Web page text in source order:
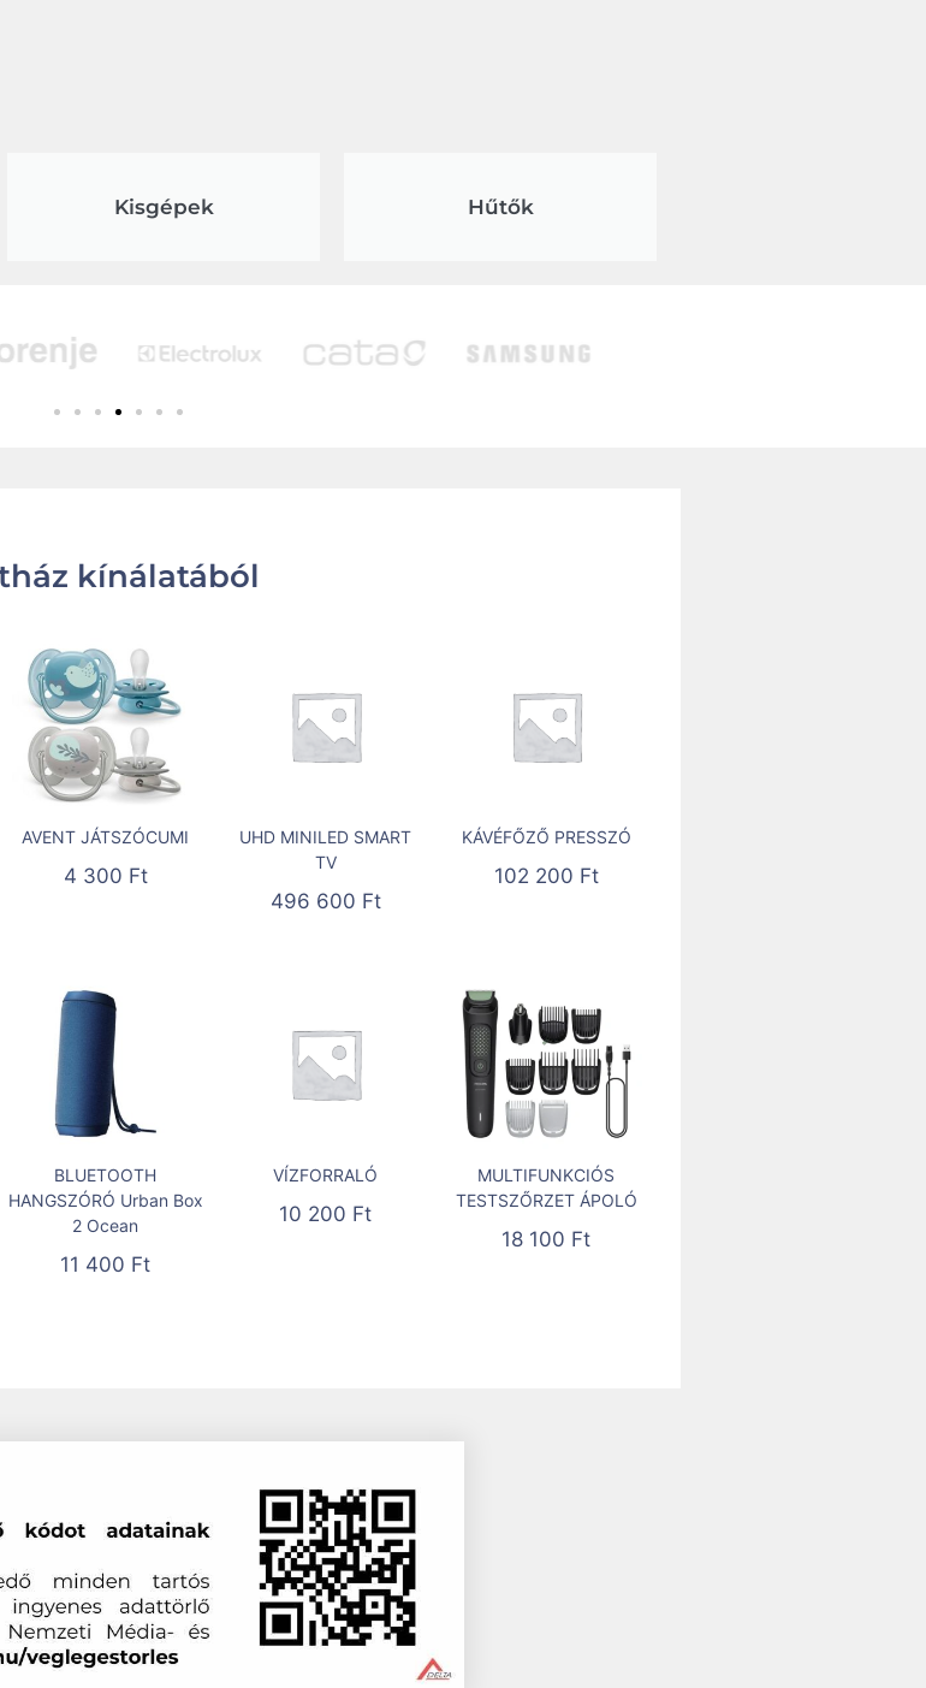
Kisgépek Hűtők
kínálatából
AVENT JÁTSZÓCUMI
4 300 Ft
UHD MINILED SMART
TV
496 600 Ft
KÁVÉFŐZŐ PRESSZÓ
102 200 Ft
BLUETOOTH
HANGSZÓRÓ Urban Box
2 Ocean
11 400 Ft
VÍZFORRALÓ
10 200 Ft
MULTIFUNKCIÓS
TESTSZŐRZET ÁPOLÓ
18 100 Ft